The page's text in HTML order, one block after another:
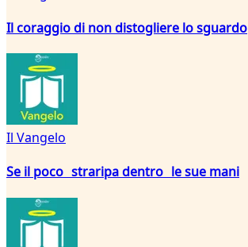
Il coraggio di non distogliere lo sguardo
Il Vangelo
Se il poco straripa dentro le sue mani